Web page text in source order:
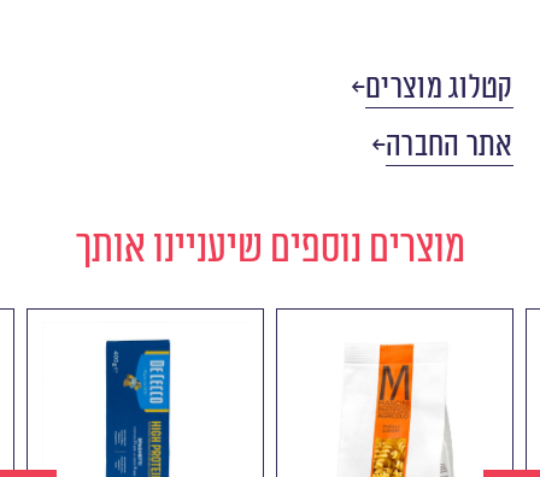
קטלוג מוצרים
אתר החברה
מוצרים נוספים שיעניינו אותך